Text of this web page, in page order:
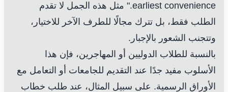
earliest convenience." مثل هذه الجمل لا تقدم
الطلب فقط، بل تترك مجالًا للطرف الآخر للاختيار،
وتتجنب الشعور بالإجبار.
بالنسبة للطلاب الدوليين أو المهاجرين، فإن هذا
الأسلوب مفيد جدًا عند التقديم للجامعات أو التعامل مع
الأوراق الرسمية. على سبيل المثال، عند طلب خطاب